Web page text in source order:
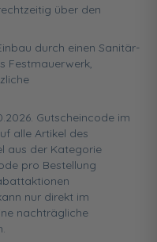
über den
durch einen Sanitär-
Festmauerwerk,
Gutscheincode im
alle Artikel des
aus der Kategorie
pro Bestellung
nur direkt im
nachträgliche